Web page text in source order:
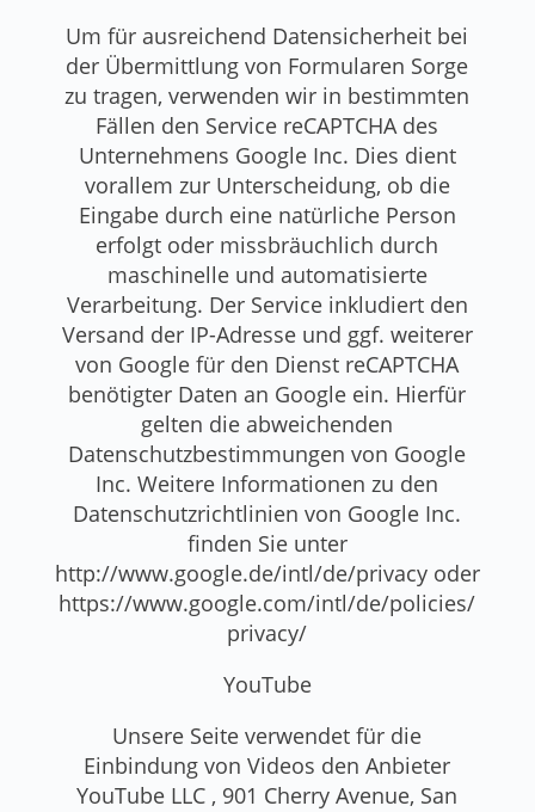
Um für ausreichend Datensicherheit bei
der Übermittlung von Formularen Sorge
zu tragen, verwenden wir in bestimmten
Fällen den Service reCAPTCHA des
Unternehmens Google Inc. Dies dient
vorallem zur Unterscheidung, ob die
Eingabe durch eine natürliche Person
erfolgt oder missbräuchlich durch
maschinelle und automatisierte
Verarbeitung. Der Service inkludiert den
Versand der IP-Adresse und ggf. weiterer
von Google für den Dienst reCAPTCHA
benötigter Daten an Google ein. Hierfür
gelten die abweichenden
Datenschutzbestimmungen von Google
Inc. Weitere Informationen zu den
Datenschutzrichtlinien von Google Inc.
finden Sie unter
http://www.google.de/intl/de/privacy oder
https://www.google.com/intl/de/policies/
privacy/
YouTube
Unsere Seite verwendet für die
Einbindung von Videos den Anbieter
YouTube LLC , 901 Cherry Avenue, San